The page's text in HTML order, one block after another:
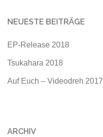
NEUESTE BEITRÄGE
EP-Release 2018
Tsukahara 2018
Auf Euch – Videodreh 2017
ARCHIV